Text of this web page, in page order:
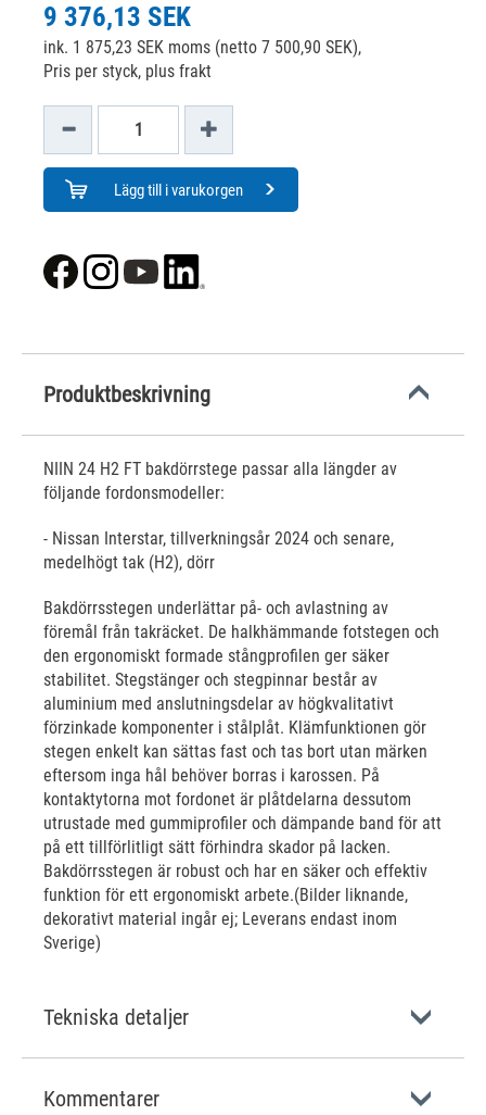
9 376,13 SEK
ink. 1 875,23 SEK moms (netto 7 500,90 SEK),
Pris per styck, plus frakt
Lägg till i varukorgen
Produktbeskrivning
NIIN 24 H2 FT bakdörrstege passar alla längder av
följande fordonsmodeller:
- Nissan Interstar, tillverkningsår 2024 och senare,
medelhögt tak (H2), dörr
Bakdörrsstegen underlättar på- och avlastning av
föremål från takräcket. De halkhämmande fotstegen och
den ergonomiskt formade stångprofilen ger säker
stabilitet. Stegstänger och stegpinnar består av
aluminium med anslutningsdelar av högkvalitativt
förzinkade komponenter i stålplåt. Klämfunktionen gör
stegen enkelt kan sättas fast och tas bort utan märken
eftersom inga hål behöver borras i karossen. På
kontaktytorna mot fordonet är plåtdelarna dessutom
utrustade med gummiprofiler och dämpande band för att
på ett tillförlitligt sätt förhindra skador på lacken.
Bakdörrsstegen är robust och har en säker och effektiv
funktion för ett ergonomiskt arbete.(Bilder liknande,
dekorativt material ingår ej; Leverans endast inom
Sverige)
Tekniska detaljer
Kommentarer